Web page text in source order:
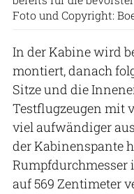
Foto und Copyright:
In der Kabine wird
montiert, danach
Sitze und die
Testflugzeugen mit
viel aufwändiger
der Kabinenspante
Rumpfdurchmesser
auf 569 Zentimeter